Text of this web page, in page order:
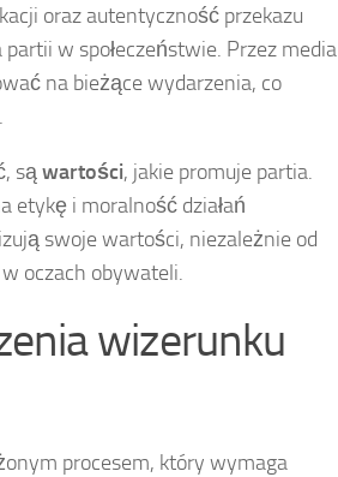
oraz autentyczność przekazu
w społeczeństwie. Przez media
na bieżące wydarzenia, co
sąwartości, jakie promuje partia.
etykę i moralność działań
swoje wartości, niezależnie od
oczach obywateli.
wizerunku
procesem, który wymaga